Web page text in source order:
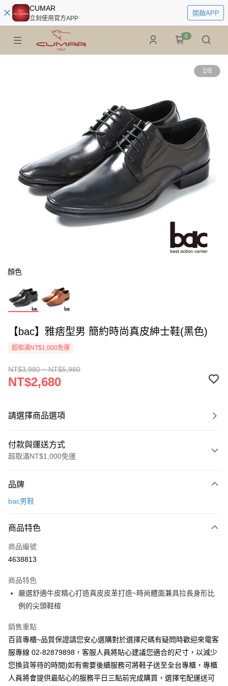
CUMAR
立刻使用官方APP
開啟APP
0
1/8
顏色
【bac】雅痞型男 簡約時尚真皮紳士鞋(黑色)
超取滿NT$1,000免運
NT$3,980 ~ NT$5,980
NT$2,680
請選擇商品選項
付款與運送方式
超取滿NT$1,000免運
信用卡一次付款
LINE Pay
Apple Pay
悠遊付
ATM付款
運送方式
全家付款取貨
7-11付款取貨
品牌
bac男鞋
商品特色
商品編號
4638813
商品特色
嚴選舒適牛皮精心打造真皮皮革打造~時尚體面兼具拉長身形比
例的尖頭鞋楦
銷售重點
百貨專櫃~品質保證請您安心選購對於選擇尺碼有疑問時歡迎來電客
服專線 02-82879898，客服人員將貼心建議您適合的尺寸，以減少
您換貨等待的時間)如有需要後續服務可將鞋子送至全台專櫃，專櫃
人員將會提供最貼心的服務平日三點前完成購買，選擇宅配運送可